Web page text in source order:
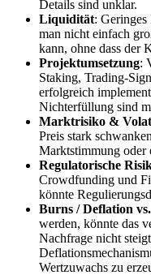
Details sind unklar.
Liquidität: Geringes
man nicht einfach
kann, ohne dass der
Projektumsetzung:
Staking, Trading-
erfolgreich
Nichterfüllung sind
Marktrisiko &
Preis stark
Marktstimmung oder
Regulatorische
Crowdfunding und
könnte
Burns / Deflation
werden, könnte das
Nachfrage nicht
Wertzuwachs zu